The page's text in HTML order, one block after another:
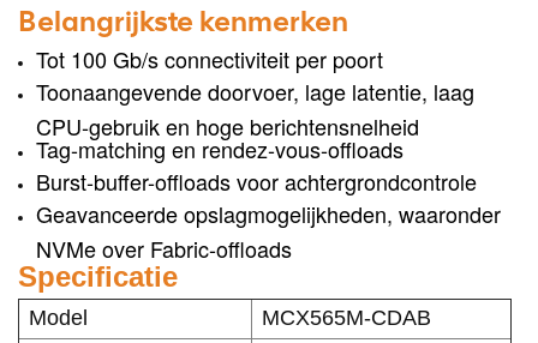
Belangrijkste kenmerken
Tot 100 Gb/s connectiviteit per poort
Toonaangevende doorvoer, lage latentie, laag
CPU-gebruik en hoge berichtensnelheid
Tag-matching en rendez-vous-offloads
Burst-buffer-offloads voor achtergrondcontrole
Geavanceerde opslagmogelijkheden, waaronder
NVMe over Fabric-offloads
Specificatie
Model
MCX565M-CDAB